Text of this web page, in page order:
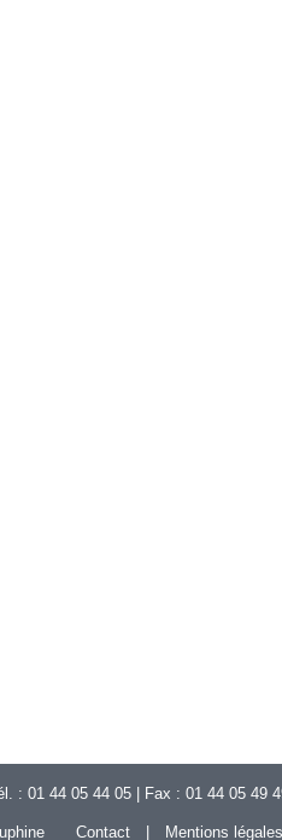
: 01 44 05 44 05 | Fax : 01 44 05 49
Contact Mentions légales